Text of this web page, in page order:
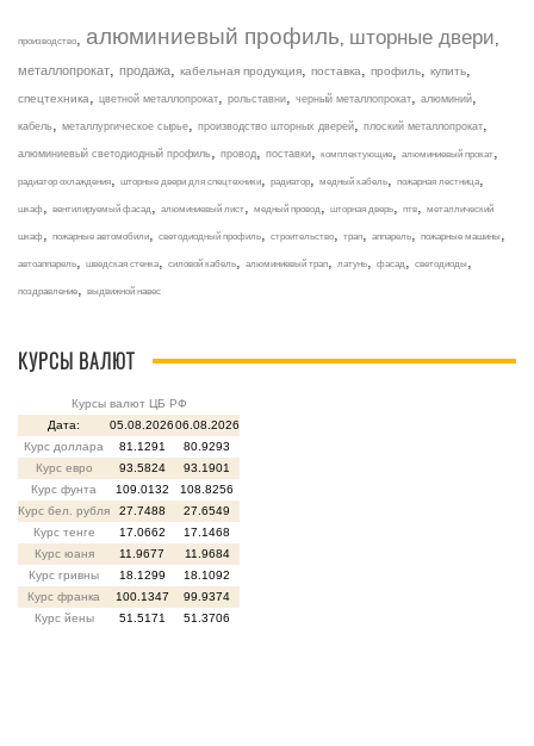
производство алюминиевый профиль шторные двери
металлопрокат продажа кабельная продукция поставка профиль купить
спецтехника цветной металлопрокат рольставни черный металлопрокат алюминий
кабель металлургическое сырье производство шторных дверей плоский металлопрокат
алюминиевый светодиодный профиль провод поставки комплектующие алюминиевый прокат
радиатор охлаждения шторные двери для спецтехники радиатор медный кабель пожарная лестница
шкаф вентилируемый фасад алюминиевый лист медный провод шторная дверь птв металлический
шкаф пожарные автомобили светодиодный профиль строительство трап аппарель пожарные машины
автоаппарель шведская стенка силовой кабель алюминиевый трап латунь фасад светодиоды
поздравление выдвижной навес
КУРСЫ ВАЛЮТ
Курсы валют ЦБ РФ
Дата:
05.08.202606.08.2026
Курс доллара
81.1291
80.9293
Курс евро
93.5824
93.1901
Курс фунта
109.0132
108.8256
Курс бел. рубля
27.7488
27.6549
Курс тенге
17.0662
17.1468
Курс юаня
11.9677
11.9684
Курс гривны
18.1299
18.1092
Курс франка
100.1347
99.9374
Курс йены
51.5171 51.3706